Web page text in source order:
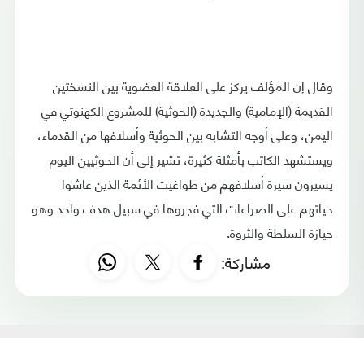
وقال إن المؤلف يركز على العلاقة العضوية بين النسختين
القديمة (الإمامية) ‏والجديدة (الحوثية) للمشروع الكهنوتي في
اليمن، وعلى أوجه التشابه بين الحوثية وأسلافها من القدماء،
ويستشهد الكاتب بأمثلة كثيرة، تشير إلى أن الحوثيين اليوم
يسيرون سيرة ‏أسلافهم من طواغيت الأئمة الذين عاشوا
حياتهم على الصراعات التي ‏فجروها في سبيل هدف واحد وهو
حيازة السلطة والثروة.
مشاركة: